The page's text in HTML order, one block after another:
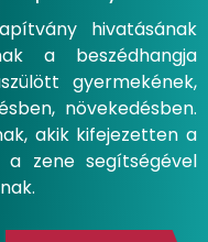
hivatásának
a beszédhangja
gyermekének,
növekedésben.
akik kifejezetten a
a zene segítségével